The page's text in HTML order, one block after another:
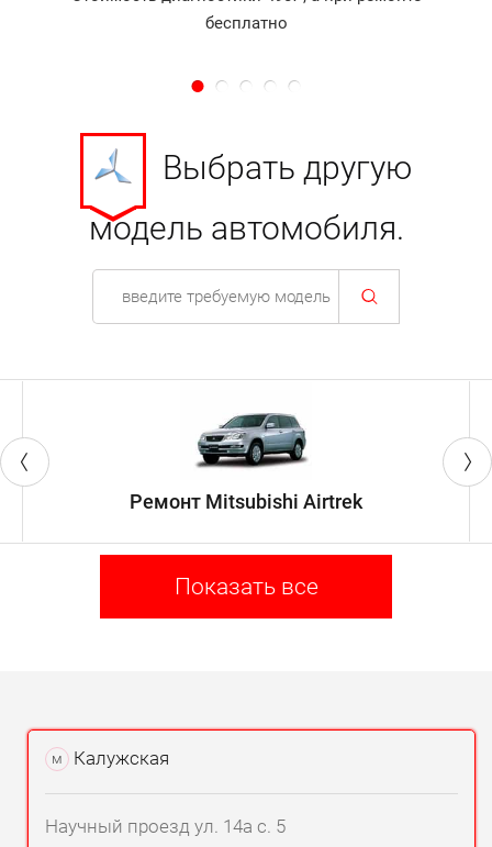
бесплатно
Выбрать другую
модель автомобиля.
Ремонт Mitsubishi Airtrek
Показать все
м Калужская
Научный проезд ул. 14а с. 5